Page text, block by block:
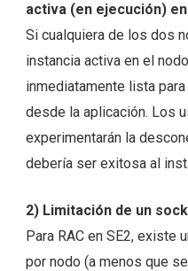
activa (en ejecución)
Si cualquiera de los dos
instancia activa en el
inmediatamente lista
desde la aplicación. Los
experimentarán la
debería ser exitosa al
2) Limitación de un
Para RAC en SE2, existe
por nodo (a menos que